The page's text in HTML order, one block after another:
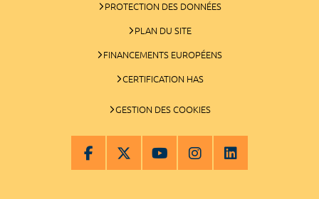
PROTECTION DES DONNÉES
PLAN DU SITE
FINANCEMENTS EUROPÉENS
CERTIFICATION HAS
GESTION DES COOKIES